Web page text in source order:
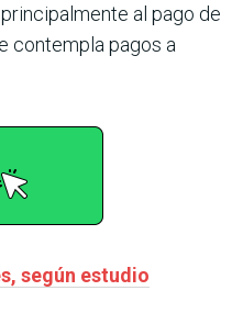
al pago de
contempla pagos a
según estudio